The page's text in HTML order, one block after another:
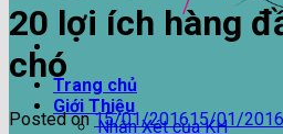
Trang chủ
Giới Thiệu
Nhận Xét của KH
20 lợi ích hàng
chó
Posted on15/01/201615/01/2016